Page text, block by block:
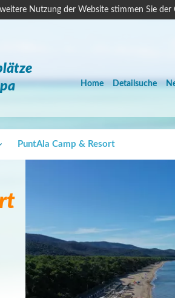
Nutzung der Website stimmen Sie der
Home Detailsuche
PuntAla Camp & Resort